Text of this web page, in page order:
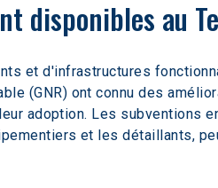
disponibles au
et d'infrastructures
(GNR) ont connu des
adoption. Les subventions
et les détaillants,